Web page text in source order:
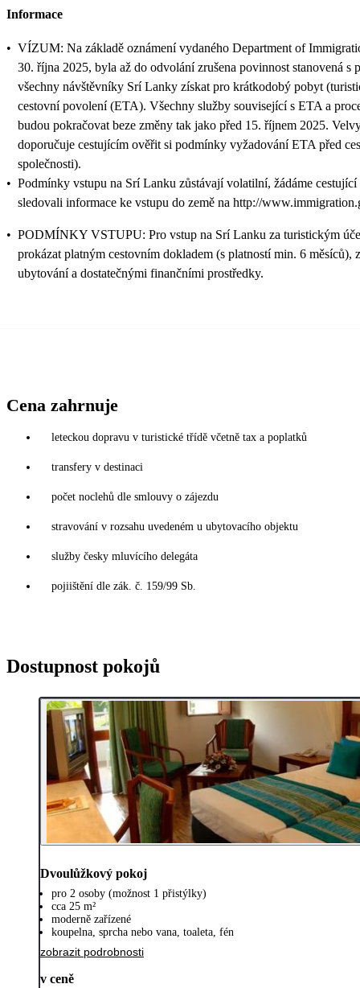
Informace
• VÍZUM: Na základě oznámení vydaného Department of
30. října 2025, byla až do odvolání zrušena povinnost stanovená s
všechny návštěvníky Srí Lanky získat pro krátkodobý pobyt
cestovní povolení (ETA). Všechny služby související s ETA a
budou pokračovat beze změny tak jako před 15. říjnem 2025.
doporučuje cestujícím ověřit si podmínky vyžadování ETA před
společnosti).
• Podmínky vstupu na Srí Lanku zůstávají volatilní, žádáme
sledovali informace ke vstupu do země na http://
• PODMÍNKY VSTUPU: Pro vstup na Srí Lanku za turistickým
prokázat platným cestovním dokladem (s platností min. 6 měsíců),
ubytování a dostatečnými finančními prostředky.
Cena zahrnuje
leteckou dopravu v turistické třídě včetně tax a poplatků
transfery v destinaci
počet noclehů dle smlouvy o zájezdu
stravování v rozsahu uvedeném u ubytovacího objektu
služby česky mluvícího delegáta
pojiištění dle zák. č. 159/99 Sb.
Dostupnost pokojů
Dvoulůžkový pokoj
pro 2 osoby (možnost 1 přistýlky)
cca 25 m²
moderně zařízené
koupelna, sprcha nebo vana, toaleta, fén
zobrazit podrobnosti
v ceně